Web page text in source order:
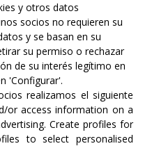
y otros datos
socios no requieren su
y se basan en su
su permiso o rechazar
de su interés legítimo en
'Configurar'.
realizamos el siguiente
or access information on a
.Create profiles for
to select personalised